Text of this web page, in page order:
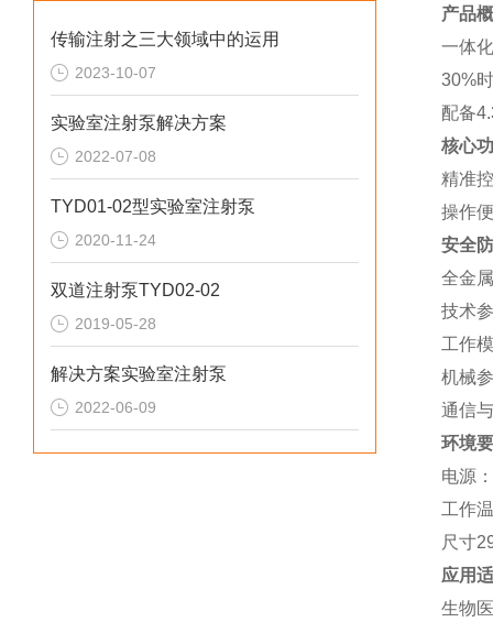
传输注射之三大领域中的运用
2023-10-07
实验室注射泵解决方案
2022-07-08
TYD01-02型实验室注射泵
2020-11-24
双道注射泵TYD02-02
2019-05-28
解决方案实验室注射泵
2022-06-09
产品
一体
30%
配备
核心
精准
操作
安全
全金
技术
工作
机械
通信
环境
电源
工作
尺寸
应用
生物